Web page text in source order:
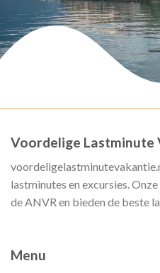
Voordelige Lastminute
lastminutes en excursies.
de ANVR en bieden de beste
Menu